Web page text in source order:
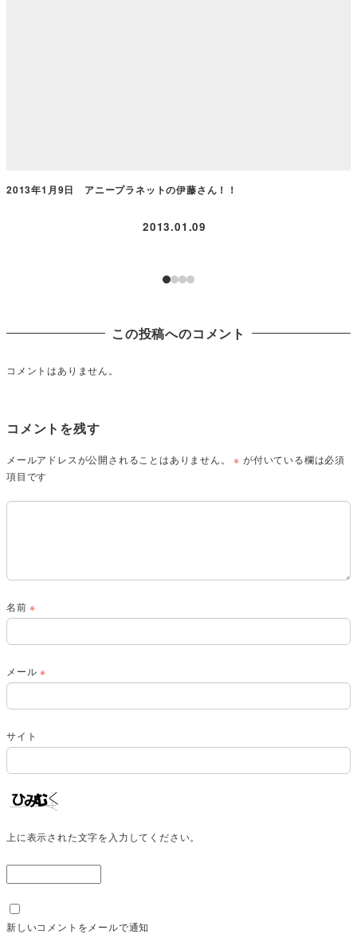
2013年1月9日 アニープラネットの伊藤さん！！
2013.01.09
この投稿へのコメント
コメントはありません。
コメントを残す
メールアドレスが公開されることはありません。 ※ が付いている欄は必須
項目です
名前※
メール※
サイト
上に表示された文字を入力してください。
新しいコメントをメールで通知